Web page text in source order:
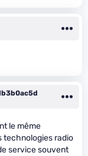
le même
technologies radio
service souvent